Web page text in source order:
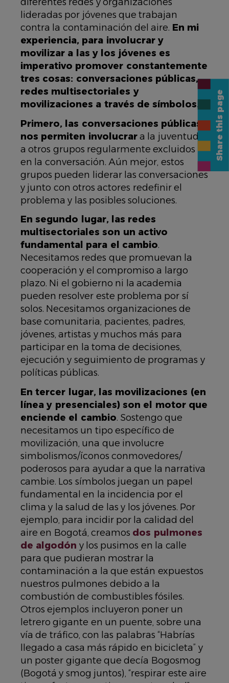
lideradas por jóvenes que trabajan
contra la contaminación del aire. En mi
experiencia, para involucrar y
movilizar a las y los jóvenes es
imperativo promover constantemente
tres cosas: conversaciones públicas,
redes multisectoriales y
movilizaciones a través de símbolos.
Primero, las conversaciones públicas
nos permiten involucrara la juventud y
a otros grupos regularmente excluidos
en la conversación. Aún mejor, estos
grupos pueden liderar las conversaciones
y junto con otros actores redefinir el
problema y las posibles soluciones.
En segundo lugar, las redes
multisectoriales son un activo
fundamental para el cambio.
Necesitamos redes que promuevan la
cooperación y el compromiso a largo
plazo. Ni el gobierno ni la academia
pueden resolver este problema por sí
solos. Necesitamos organizaciones de
base comunitaria, pacientes, padres,
jóvenes, artistas y muchos más para
participar en la toma de decisiones,
ejecución y seguimiento de programas y
políticas públicas.
En tercer lugar, las movilizaciones (en
línea y presenciales) son el motor que
enciende el cambio. Sostengo que
necesitamos un tipo específico de
movilización, una que involucre
simbolismos/íconos conmovedores/
poderosos para ayudar a que la narrativa
cambie. Los símbolos juegan un papel
fundamental en la incidencia por el
clima y la salud de las y los jóvenes. Por
ejemplo, para incidir por la calidad del
aire en Bogotá, creamos dos pulmones
de algodón y los pusimos en la calle
para que pudieran mostrar la
contaminación a la que están expuestos
nuestros pulmones debido a la
combustión de combustibles fósiles.
Otros ejemplos incluyeron poner un
letrero gigante en un puente, sobre una
vía de tráfico, con las palabras “Habrías
llegado a casa más rápido en bicicleta” y
un poster gigante que decía Bogosmog
(Bogotá y smog juntos),“respirar este aire
Share this page